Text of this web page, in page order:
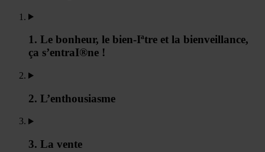
1. Le bonheur, le bien-Iªtre et la bienveillance,
ça s’entraI®ne !
2. L’enthousiasme
3. La vente